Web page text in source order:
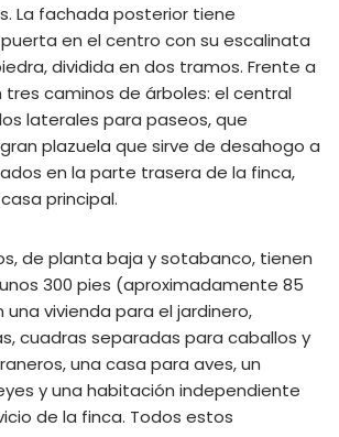
La fachada posterior tiene
en el centro con su escalinata
dividida en dos tramos. Frente a
tres caminos de árboles: el central
laterales para paseos, que
plazuela que sirve de desahogo a
en la parte trasera de la finca,
principal.
de planta baja y sotabanco, tienen
300 pies (aproximadamente 85
una vivienda para el jardinero,
cuadras separadas para caballos y
una casa para aves, un
y una habitación independiente
de la finca. Todos estos